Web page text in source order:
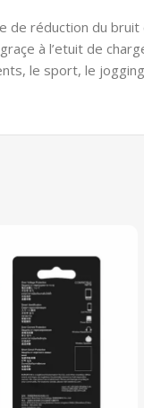
réduction du
à l’etuit de
le sport, le